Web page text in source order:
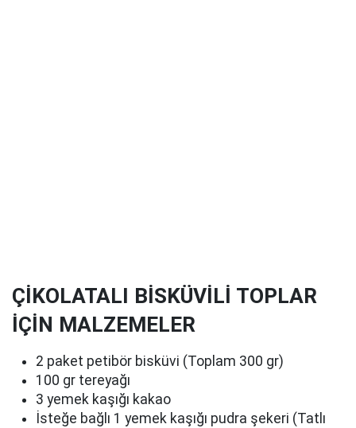
ÇİKOLATALI BİSKÜVİLİ TOPLAR
İÇİN MALZEMELER
2 paket petibör bisküvi (Toplam 300 gr)
100 gr tereyağı
3 yemek kaşığı kakao
İsteğe bağlı 1 yemek kaşığı pudra şekeri (Tatlı